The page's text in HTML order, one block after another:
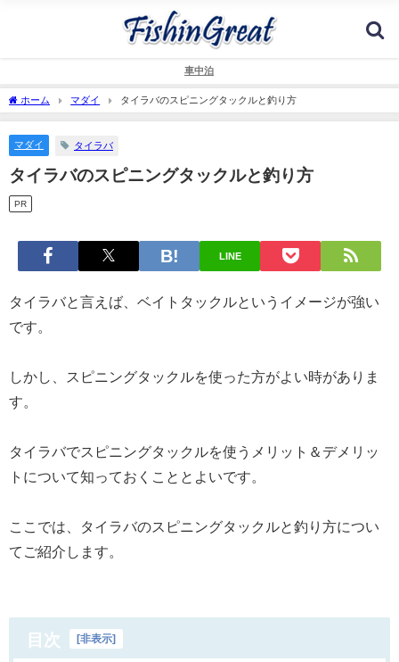
車中泊
ホーム マダイ タイラバのスピニングタックルと釣り方
マダイ タイラバ
タイラバのスピニングタックルと釣り方
PR
LINE
タイラバと言えば、ベイトタックルというイメージが強い
です。
しかし、スピニングタックルを使った方がよい時がありま
す。
タイラバでスピニングタックルを使うメリット＆デメリッ
トについて知っておくこととよいです。
ここでは、タイラバのスピニングタックルと釣り方につい
てご紹介します。
目次 非表示